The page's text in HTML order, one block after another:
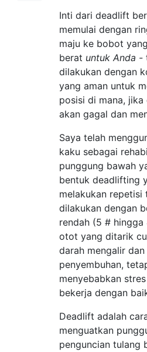
Inti dari deadlift
memulai dengan
maju ke bobot
berat untuk Anda -
dilakukan dengan
yang aman untuk
posisi di mana,
akan gagal dan
Saya telah
kaku sebagai
punggung bawah
bentuk deadlifting
melakukan
dilakukan dengan
rendah (5 #
otot yang ditarik
darah mengalir
penyembuhan,
menyebabkan
bekerja dengan
Deadlift adalah
menguatkan
penguncian tulang